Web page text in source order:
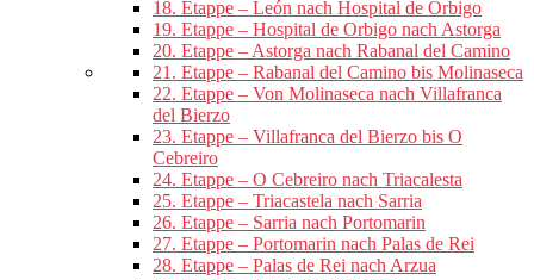
18. Etappe – León nach Hospital de Orbigo
19. Etappe – Hospital de Orbigo nach Astorga
20. Etappe – Astorga nach Rabanal del Camino
21. Etappe – Rabanal del Camino bis Molinaseca
22. Etappe – Von Molinaseca nach Villafranca
del Bierzo
23. Etappe – Villafranca del Bierzo bis O
Cebreiro
24. Etappe – O Cebreiro nach Triacalesta
25. Etappe – Triacastela nach Sarria
26. Etappe – Sarria nach Portomarin
27. Etappe – Portomarin nach Palas de Rei
28. Etappe – Palas de Rei nach Arzua